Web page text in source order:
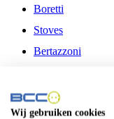
Boretti
Stoves
Bertazzoni
Fitelli
Wij gebruiken cookies